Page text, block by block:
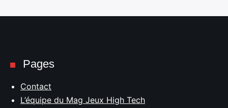
Pages
Contact
L’équipe du Mag Jeux High Tech